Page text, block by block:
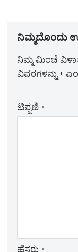
ನಿಮ್ಮದೊಂದು
ನಿಮ್ಮ ಮಿಂಚೆ ವಿಳಾಸ
ವಿವರಗಳನ್ನು*
ಟಿಪ್ಪಣಿ *